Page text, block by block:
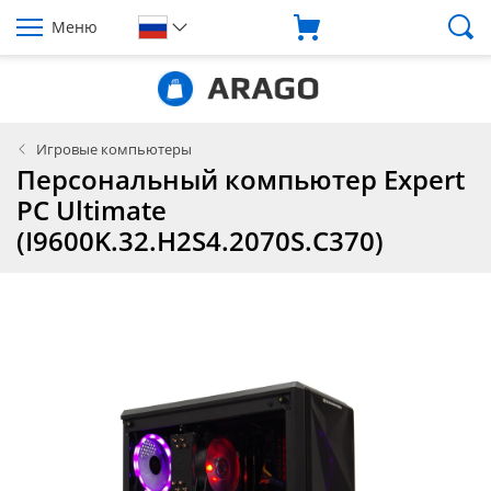
Меню
Игровые компьютеры
Персональный компьютер Expert
PC Ultimate
(I9600K.32.H2S4.2070S.C370)